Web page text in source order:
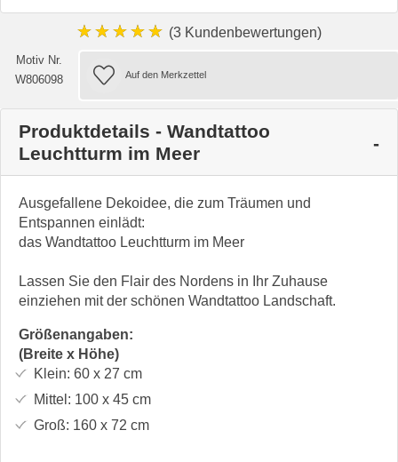
★★★★★ (3 Kundenbewertungen)
Motiv Nr.
W806098
Produktdetails - Wandtattoo
Leuchtturm im Meer
Ausgefallene Dekoidee, die zum Träumen und
Entspannen einlädt:
das Wandtattoo Leuchtturm im Meer
Lassen Sie den Flair des Nordens in Ihr Zuhause
einziehen mit der schönen Wandtattoo Landschaft.
Größenangaben:
(Breite x Höhe)
Klein: 60 x 27 cm
Mittel: 100 x 45cm
Groß: 160 x 72 cm